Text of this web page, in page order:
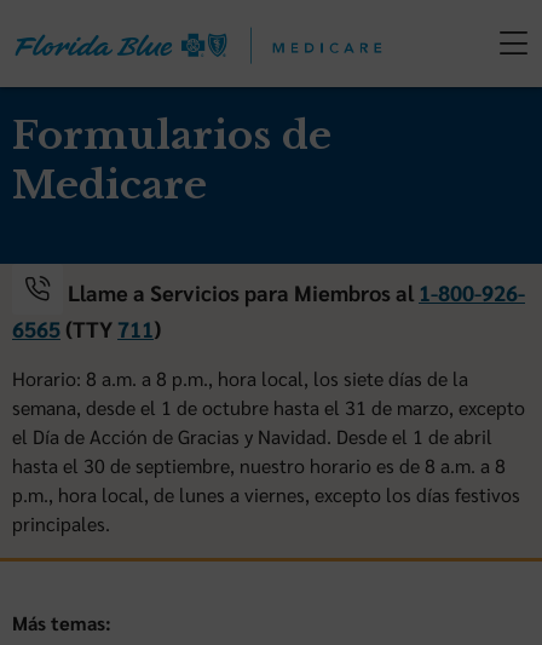
Formularios de
Medicare
Llame a Servicios para Miembros al 1-800-926-
6565 (TTY 711)
Horario: 8 a.m. a 8 p.m., hora local, los siete días de la
semana, desde el 1 de octubre hasta el 31 de marzo, excepto
el Día de Acción de Gracias y Navidad. Desde el 1 de abril
hasta el 30 de septiembre, nuestro horario es de 8 a.m. a 8
p.m., hora local, de lunes a viernes, excepto los días festivos
principales.
Más temas: